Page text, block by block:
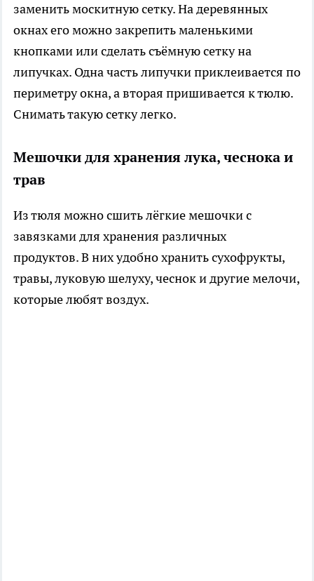
заменить москитную сетку. На деревянных
окнах его можно закрепить маленькими
кнопками или сделать съёмную сетку на
липучках. Одна часть липучки приклеивается по
периметру окна, а вторая пришивается к тюлю.
Снимать такую сетку легко.
Мешочки для хранения лука, чеснока и
трав
Из тюля можно сшить лёгкие мешочки с
завязками для хранения различных
продуктов. В них удобно хранить сухофрукты,
травы, луковую шелуху, чеснок и другие мелочи,
которые любят воздух.